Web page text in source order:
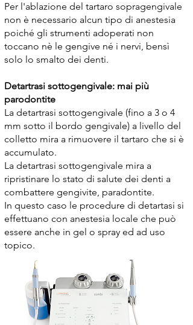
Per l'ablazione del tartaro sopragengivale
non è necessario alcun tipo di anestesia
poiché gli strumenti adoperati non
toccano nè le gengive né i nervi, bensì
solo lo smalto dei denti.
Detartrasi sottogengivale: mai più
parodontite
La detartrasi sottogengivale (fino a 3 o 4
mm sotto il bordo gengivale) a livello del
colletto mira a rimuovere il tartaro che si è
accumulato.
La detartrasi sottogengivale mira a
ripristinare lo stato di salute dei denti a
combattere gengivite, paradontite.
In questo caso le procedure di detartasi si
effettuano con anestesia locale che può
essere anche in gel o spray ed ad uso
topico.